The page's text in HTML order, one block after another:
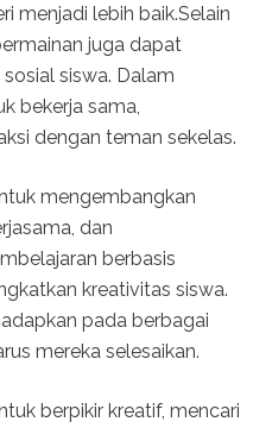
menjadi lebih baik.Selain
juga dapat
siswa. Dalam
bekerja sama,
dengan teman sekelas.
mengembangkan
dan
berbasis
kreativitas siswa.
pada berbagai
mereka selesaikan.
berpikir kreatif, mencari